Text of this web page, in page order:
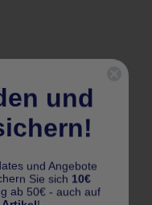
und
Sie sich10€
ab 50€ - auch auf
!